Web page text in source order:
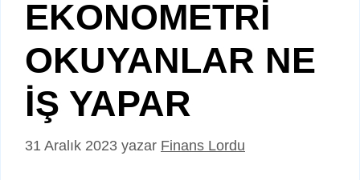
EKONOMETRİ
OKUYANLAR NE
İŞ YAPAR
31 Aralık 2023 yazar Finans Lordu